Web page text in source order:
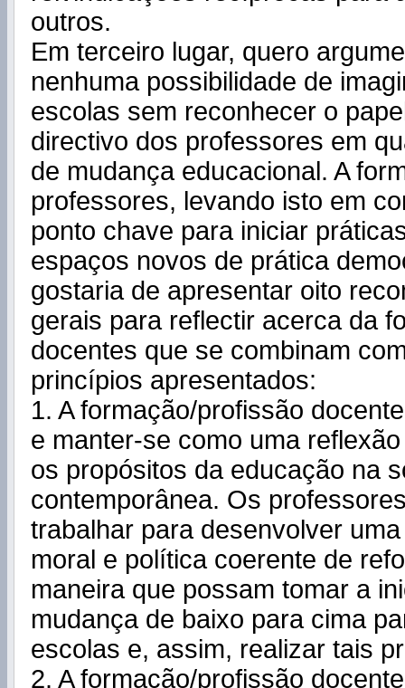
outros.
Em terceiro lugar, quero
nenhuma possibilidade de
escolas sem reconhecer o
directivo dos professores em
de mudança educacional. A
professores, levando isto em
ponto chave para iniciar
espaços novos de prática
gostaria de apresentar oito
gerais para reflectir acerca da
docentes que se combinam
princípios apresentados:
1. A formação/profissão
e manter-se como uma
os propósitos da educação na
contemporânea. Os
trabalhar para desenvolver
moral e política coerente de
maneira que possam tomar a
mudança de baixo para cima
escolas e, assim, realizar tais
2. A formação/profissão